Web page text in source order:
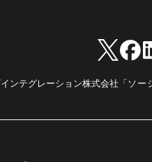
ンテグレーション株式会社「 ソー